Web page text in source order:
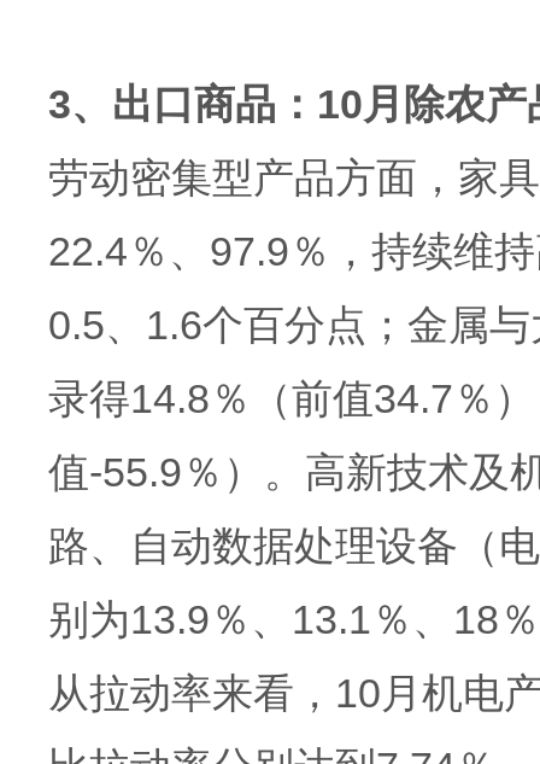
3、出口商品：10月除农
劳动密集型产品方面，家
22.4％、97.9％，持续维
0.5、1.6个百分点；金属
录得14.8％（前值34.7％
值-55.9％）。高新技术及
路、自动数据处理设备（
别为13.9％、13.1％、18
从拉动率来看，10月机电